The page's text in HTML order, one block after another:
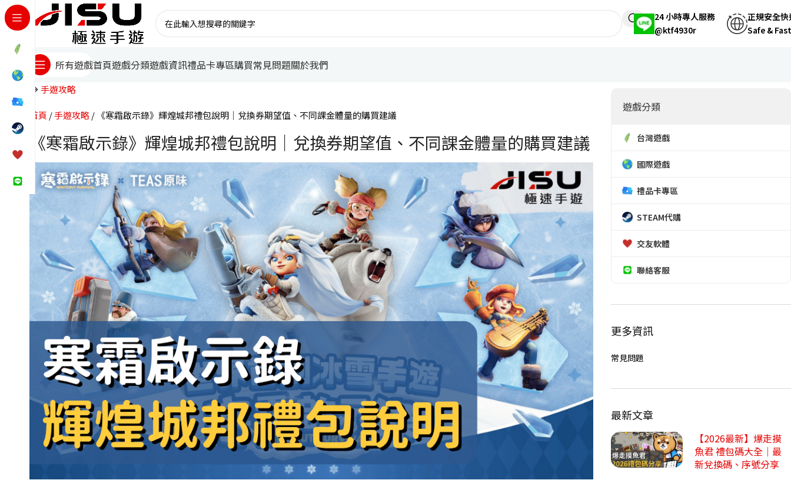
24 小時專人服務
@ktf4930r
正規安全快
Safe & Fast
所有遊戲首頁遊戲分類遊戲資訊禮品卡專區購買常見問題關於我們
手遊攻略
首頁 手遊攻略 《寒霜啟示錄》輝煌城邦禮包說明｜兌換券期望值、不同課金體量的購買建議
《寒霜啟示錄》輝煌城邦禮包說明｜兌換券期望值、不同課金體量的購買建議
遊戲分類
台灣遊戲
國際遊戲
禮品卡專區
STEAM代購
交友軟體
聯絡客服
更多資訊
常見問題
最新文章
【2026最新】爆走摸
魚君 禮包碼大全｜最
新兌換碼、序號分享